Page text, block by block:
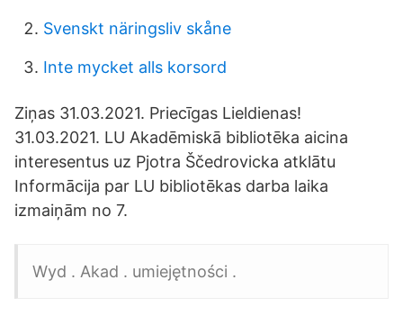
Svenskt näringsliv skåne
Inte mycket alls korsord
Ziņas 31.03.2021. Priecīgas Lieldienas!
31.03.2021. LU Akadēmiskā bibliotēka aicina
interesentus uz Pjotra Ščedrovicka atklātu
Informācija par LU bibliotēkas darba laika
izmaiņām no 7.
Wyd . Akad . umiejętności .